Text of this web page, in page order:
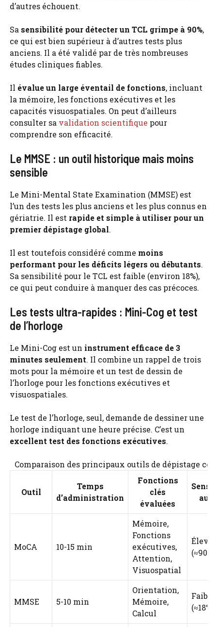
d’autres échouent.
Sa sensibilité pour détecter un TCL grimpe à 90%,
ce qui est bien supérieur à d’autres tests plus
anciens. Il a été validé par de très nombreuses
études cliniques fiables.
Il évalue un large éventail de fonctions, incluant
la mémoire, les fonctions exécutives et les
capacités visuospatiales. On peut d’ailleurs
consulter sa validation scientifique pour
comprendre son efficacité.
Le MMSE : un outil historique mais moins
sensible
Le Mini-Mental State Examination (MMSE) est
l’un des tests les plus anciens et les plus connus en
gériatrie. Il est rapide et simple à utiliser pour un
premier dépistage global.
Il est toutefois considéré comme moins
performant pour les déficits légers ou débutants.
Sa sensibilité pour le TCL est faible (environ 18%),
ce qui peut conduire à manquer des cas précoces.
Les tests ultra-rapides : Mini-Cog et test
de l’horloge
Le Mini-Cog est un instrument efficace de 3
minutes seulement. Il combine un rappel de trois
mots pour la mémoire et un test de dessin de
l’horloge pour les fonctions exécutives et
visuospatiales.
Le test de l’horloge, seul, demande de dessiner une
horloge indiquant une heure précise. C’est un
excellent test des fonctions exécutives.
Comparaison des principaux outils de dépistage
Outil
Temps
d’administration
Fonctions
clés
évaluées
au
MoCA 10-15 min
Mémoire,
Fonctions
exécutives,
Attention,
Visuospatial
Élevée
(≈90%)
MMSE 5-10 min
Orientation,
Mémoire,
Calcul
Faible
(≈18%)